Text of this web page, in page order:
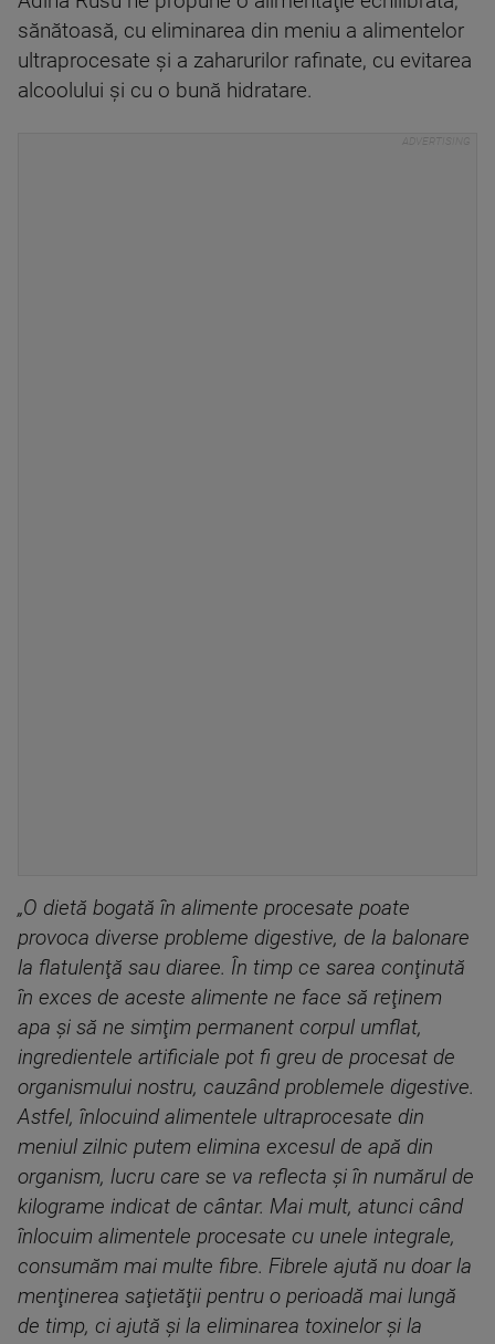
sănătoasă, cu eliminarea din meniu a alimentelor
ultraprocesate şi a zaharurilor rafinate, cu evitarea
alcoolului şi cu o bună hidratare.
„O dietă bogată în alimente procesate poate
provoca diverse probleme digestive, de la balonare
la flatulenţă sau diaree. În timp ce sarea conţinută
în exces de aceste alimente ne face să reţinem
apa şi să ne simţim permanent corpul umflat,
ingredientele artificiale pot fi greu de procesat de
organismului nostru, cauzând problemele digestive.
Astfel, înlocuind alimentele ultraprocesate din
meniul zilnic putem elimina excesul de apă din
organism, lucru care se va reflecta şi în numărul de
kilograme indicat de cântar. Mai mult, atunci când
înlocuim alimentele procesate cu unele integrale,
consumăm mai multe fibre. Fibrele ajută nu doar la
menţinerea saţietăţii pentru o perioadă mai lungă
de timp, ci ajută şi la eliminarea toxinelor şi la